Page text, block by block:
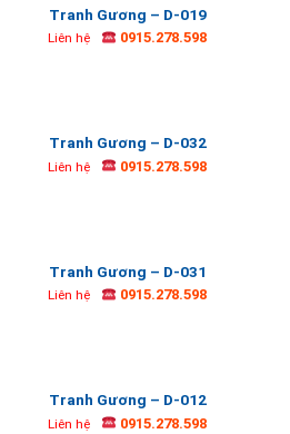
Tranh Gương – D-019
Liên hệ 0915.278.598
Tranh Gương – D-032
Liên hệ 0915.278.598
Tranh Gương – D-031
Liên hệ 0915.278.598
Tranh Gương – D-012
Liên hệ 0915.278.598